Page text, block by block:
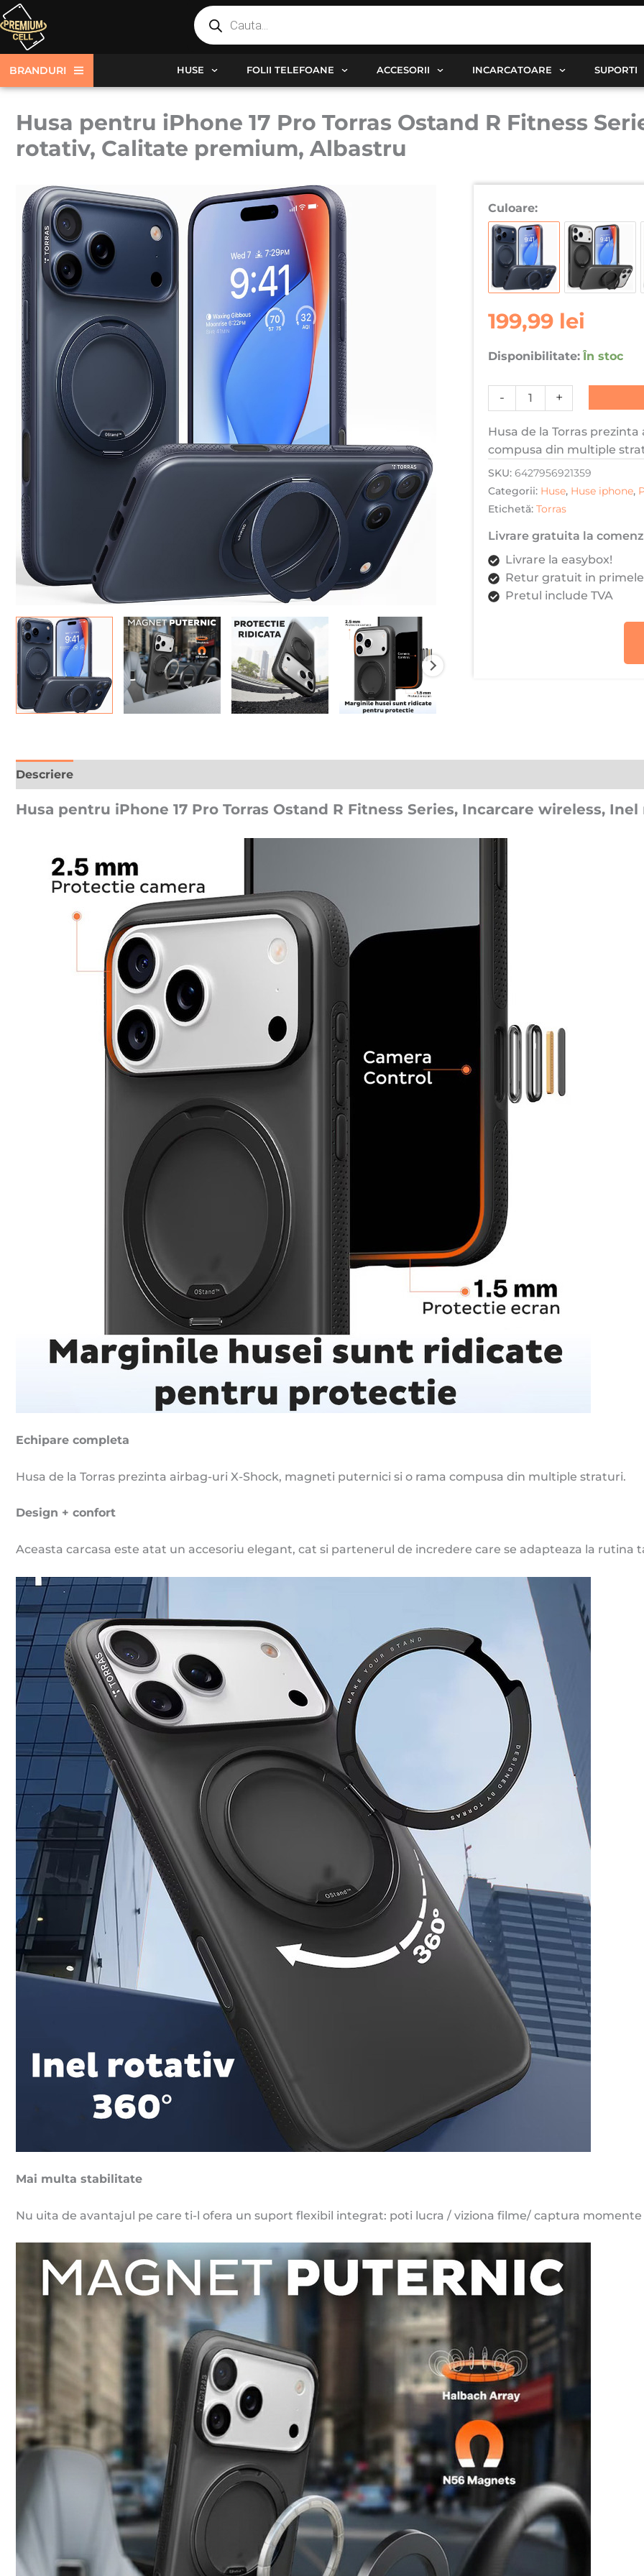
Skip
to
content
Products
search
BRANDURI HUSE FOLII TELEFOANE ACCESORII INCARCATOARE SUPORTI
Husa pentru iPhone 17 Pro Torras Ostand R Fitness
rotativ, Calitate premium, Albastru
Culoare:
199,99 lei
Disponibilitate: În stoc
-
Husa
pentru
iPhone
17
Pro
Ostand
Fitness
Incarcare
wireless,
Inel
rotativ,
Calitate
premium,
Albastru
+
Husa de la Torras
compusa din multiple
SKU: 6427956921359
Categorii: Huse, Huse iphone,
Etichetă: Torras
Livrare gratuita la
Livrare la easybox!
Retur gratuit in primele
Pretul include TVA
Descriere
Husa pentru iPhone 17 Pro Torras Ostand R Fitness Series, Incarcare wireless,
Echipare completa
Husa de la Torras prezinta airbag-uri X-Shock, magneti puternici si o rama compusa din multiple straturi.
Design + confort
Aceasta carcasa este atat un accesoriu elegant, cat si partenerul de incredere care se adapteaza la rutina
Mai multa stabilitate
Nu uita de avantajul pe care ti-l ofera un suport flexibil integrat: poti lucra / viziona filme/ captura